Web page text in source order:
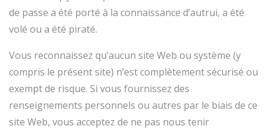
de passe a été porté à la connaissance d’autrui, a été
volé ou a été piraté.
Vous reconnaissez qu’aucun site Web ou système (y
compris le présent site) n’est complètement sécurisé ou
exempt de risque. Si vous fournissez des
renseignements personnels ou autres par le biais de ce
site Web, vous acceptez de ne pas nous tenir